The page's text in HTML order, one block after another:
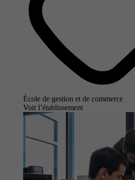
École de gestion et de commerce
Voir l’établissement